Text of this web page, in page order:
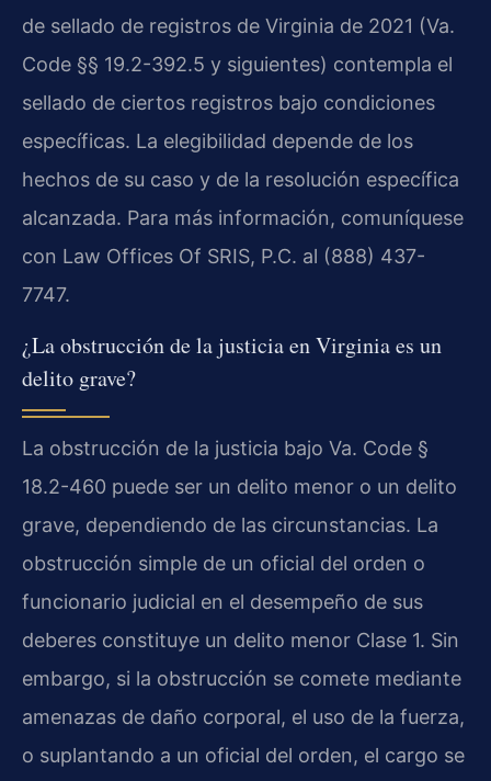
de sellado de registros de Virginia de 2021 (Va.
Code §§ 19.2-392.5 y siguientes) contempla el
sellado de ciertos registros bajo condiciones
específicas. La elegibilidad depende de los
hechos de su caso y de la resolución específica
alcanzada. Para más información, comuníquese
con Law Offices Of SRIS, P.C. al (888) 437-
7747.
¿La obstrucción de la justicia en Virginia es un
delito grave?
La obstrucción de la justicia bajo Va. Code §
18.2-460 puede ser un delito menor o un delito
grave, dependiendo de las circunstancias. La
obstrucción simple de un oficial del orden o
funcionario judicial en el desempeño de sus
deberes constituye un delito menor Clase 1. Sin
embargo, si la obstrucción se comete mediante
amenazas de daño corporal, el uso de la fuerza,
o suplantando a un oficial del orden, el cargo se